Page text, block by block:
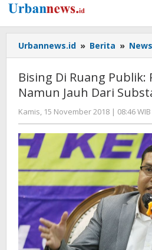
Lewati
konten
Urbannews.id » Berita »
Bising Di Ruang Publik:
Namun Jauh Dari
Kamis, 15 November 2018 | 08:46 WIB